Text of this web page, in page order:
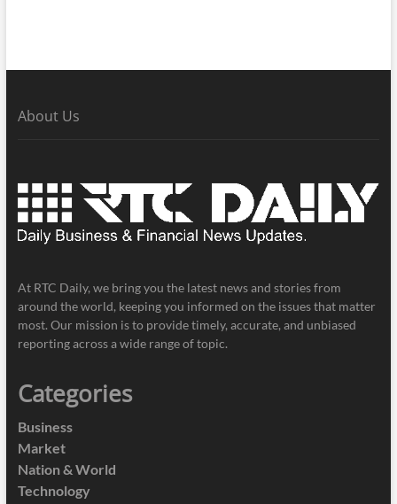
About Us
At RTC Daily, we bring you the latest news and stories from
around the world, keeping you informed on the issues that matter
most. Our mission is to provide timely, accurate, and unbiased
reporting across a wide range of topic.
Categories
Business
Market
Nation & World
Technology